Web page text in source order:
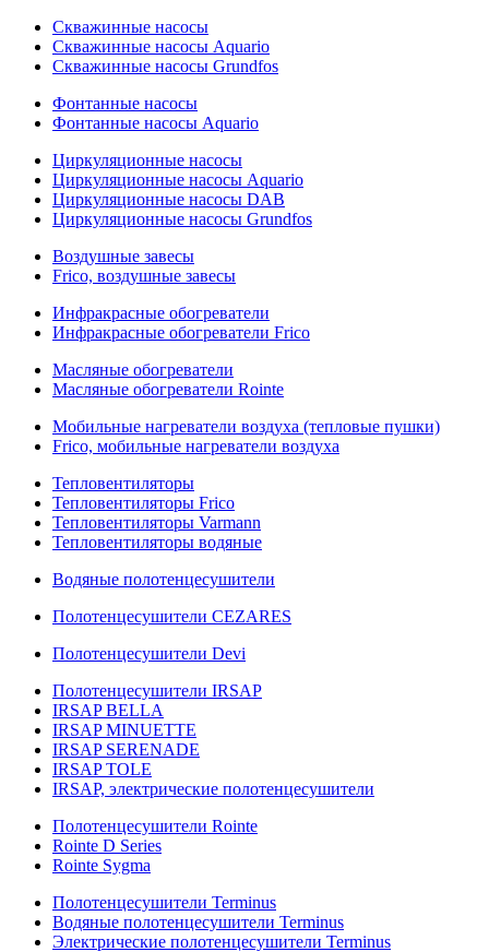
Скважинные насосы
Скважинные насосы Aquario
Скважинные насосы Grundfos
Фонтанные насосы
Фонтанные насосы Aquario
Циркуляционные насосы
Циркуляционные насосы Aquario
Циркуляционные насосы DAB
Циркуляционные насосы Grundfos
Воздушные завесы
Frico, воздушные завесы
Инфракрасные обогреватели
Инфракрасные обогреватели Frico
Масляные обогреватели
Масляные обогреватели Rointe
Мобильные нагреватели воздуха (тепловые пушки)
Frico, мобильные нагреватели воздуха
Тепловентиляторы
Тепловентиляторы Frico
Тепловентиляторы Varmann
Тепловентиляторы водяные
Водяные полотенцесушители
Полотенцесушители CEZARES
Полотенцесушители Devi
Полотенцесушители IRSAP
IRSAP BELLA
IRSAP MINUETTE
IRSAP SERENADE
IRSAP TOLE
IRSAP, электрические полотенцесушители
Полотенцесушители Rointe
Rointe D Series
Rointe Sygma
Полотенцесушители Terminus
Водяные полотенцесушители Terminus
Электрические полотенцесушители Terminus